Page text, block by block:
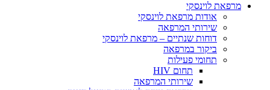
מרפאת לוינסקי
אודות מרפאת לוינסקי
שירותי המרפאה
דוחות שנתיים – מרפאת לוינסקי
ביקור במרפאה
תחומי פעילות
תחום HIV
שירותי המרפאה